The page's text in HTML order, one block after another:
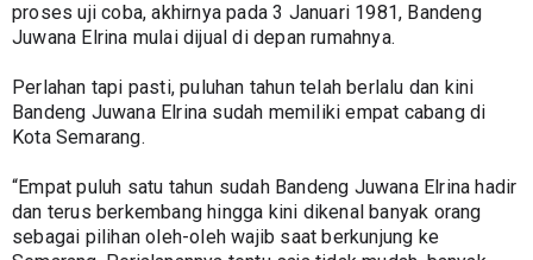
proses uji coba, akhirnya pada 3 Januari 1981, Bandeng
Juwana Elrina mulai dijual di depan rumahnya.
Perlahan tapi pasti, puluhan tahun telah berlalu dan kini
Bandeng Juwana Elrina sudah memiliki empat cabang di
Kota Semarang.
“Empat puluh satu tahun sudah Bandeng Juwana Elrina hadir
dan terus berkembang hingga kini dikenal banyak orang
sebagai pilihan oleh-oleh wajib saat berkunjung ke